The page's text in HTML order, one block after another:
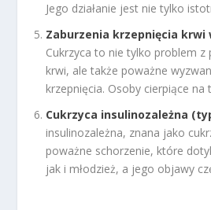
Jego działanie jest nie tylko
Zaburzenia krzepnięcia krwi
Cukrzyca to nie tylko problem
krwi, ale także poważne
krzepnięcia. Osoby cierpiące na
Cukrzyca insulinozależna
insulinozależna, znana jako
poważne schorzenie, które
jak i młodzież, a jego objawy